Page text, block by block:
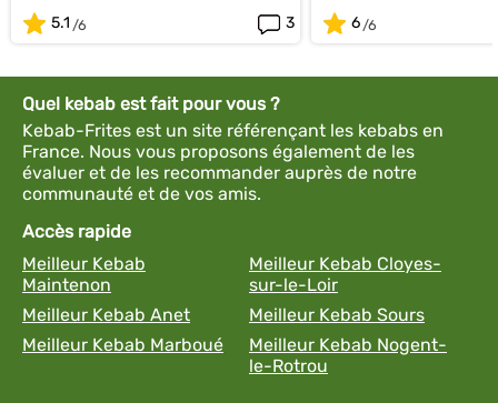
5.1
3
6
Quel kebab est fait pour vous ?
Kebab-Frites est un site référençant les kebabs en
France. Nous vous proposons également de les
évaluer et de les recommander auprès de notre
communauté et de vos amis.
Accès rapide
Meilleur Kebab
Maintenon
Meilleur Kebab Cloyes-
sur-le-Loir
Meilleur Kebab Anet
Meilleur Kebab Sours
Meilleur Kebab Marboué
Meilleur Kebab Nogent-
le-Rotrou